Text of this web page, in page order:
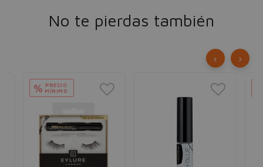
No te pierdas también
% PRECIO
MÍNIMO
‹ ›